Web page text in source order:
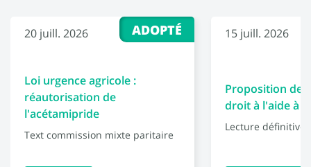
ADOPTÉ
20 juill. 2026
Loi urgence agricole :
réautorisation de
l'acétamipride
Text commission mixte paritaire
15 juill. 2026
Proposition de
droit à l'aide à
Lecture définitive